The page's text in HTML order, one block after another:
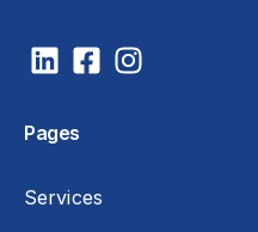
Pages
Services